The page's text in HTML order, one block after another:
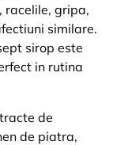
racelile, gripa,
similare.
sirop este
in rutina
de
de piatra,